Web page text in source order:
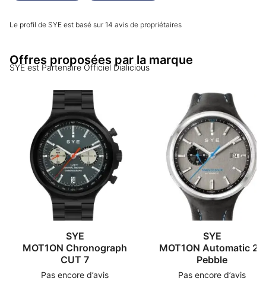
Le profil de SYE est basé sur 14 avis de propriétaires
Offres proposées par la marque
SYE est Partenaire Officiel Dialicious
SYE
MOT1ON Chronograph
CUT 7
Pas encore d’avis
SYE
MOT1ON Automatic 24
Pebble
Pas encore d’avis